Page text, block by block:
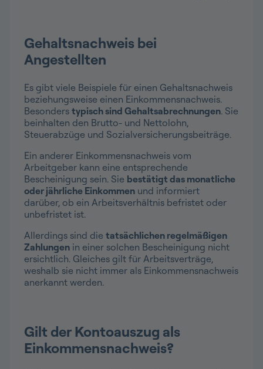
Gehaltsnachweis bei
Angestellten
Es gibt viele Beispiele für einen Gehaltsnachweis
beziehungsweise einen Einkommensnachweis.
Besonders typisch sind Gehaltsabrechnungen. Sie
beinhalten den Brutto- und Nettolohn,
Steuerabzüge und Sozialversicherungsbeiträge.
Ein anderer Einkommensnachweis vom
Arbeitgeber kann eine entsprechende
Bescheinigung sein. Sie bestätigt das monatliche
oder jährliche Einkommen und informiert
darüber, ob ein Arbeitsverhältnis befristet oder
unbefristet ist.
Allerdings sind die tatsächlichen regelmäßigen
Zahlungen in einer solchen Bescheinigung nicht
ersichtlich. Gleiches gilt für Arbeitsverträge,
weshalb sie nicht immer als Einkommensnachweis
anerkannt werden.
Gilt der Kontoauszug als
Einkommensnachweis?